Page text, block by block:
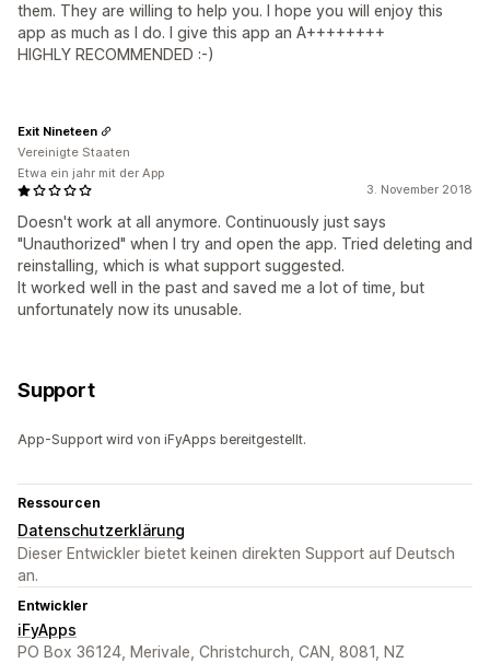
them. They are willing to help you. I hope you will enjoy this
app as much as I do. I give this app an A++++++++
HIGHLY RECOMMENDED :-)
3. November 2018
Doesn't work at all anymore. Continuously just says
"Unauthorized" when I try and open the app. Tried deleting and
reinstalling, which is what support suggested.
It worked well in the past and saved me a lot of time, but
unfortunately now its unusable.
Exit Nineteen
Vereinigte Staaten
Etwa ein jahr mit der App
Support
App-Support wird von iFyApps bereitgestellt.
Ressourcen
Datenschutzerklärung
Dieser Entwickler bietet keinen direkten Support auf Deutsch
an.
Entwickler
iFyApps
PO Box 36124, Merivale, Christchurch, CAN, 8081, NZ